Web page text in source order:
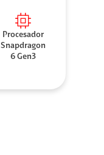
Procesador
Snapdragon
6 Gen3